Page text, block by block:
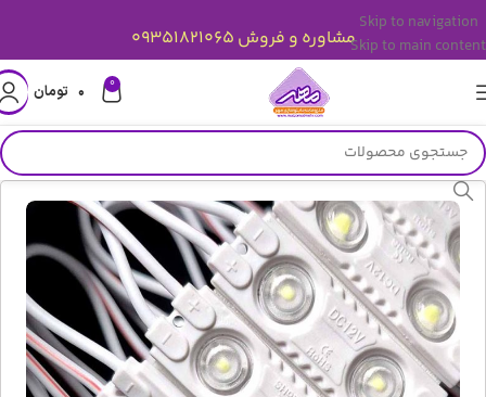
Skip to navigation
Skip to main content
0 ۰ تومان
مشاوره و فروش 09351821065